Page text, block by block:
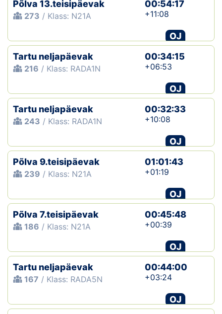
Põlva 13.teisipäevak
273 / Klass: N21A
00:54:17
+11:08
OJ
Tartu neljapäevak
216 / Klass: RADA1N
00:34:15
+06:53
OJ
Tartu neljapäevak
243 / Klass: RADA1N
00:32:33
+10:08
OJ
Põlva 9.teisipäevak
239 / Klass: N21A
01:01:43
+01:19
OJ
Põlva 7.teisipäevak
186 / Klass: N21A
00:45:48
+00:39
OJ
Tartu neljapäevak
167 / Klass: RADA5N
00:44:00
+03:24
OJ